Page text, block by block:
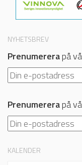
NYHETSBREV
Prenumererapå
Prenumererapå
KALENDER